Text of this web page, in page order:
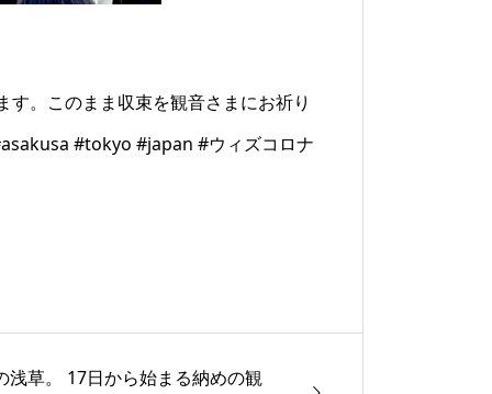
。このまま収束を観音さまにお祈り
#tokyo #japan #ウィズコロナ
浅草。 17日から始まる納めの観